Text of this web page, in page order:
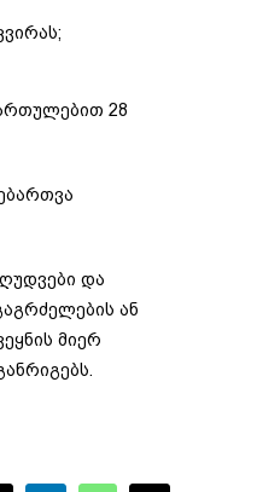
28
და
ან
მიერ